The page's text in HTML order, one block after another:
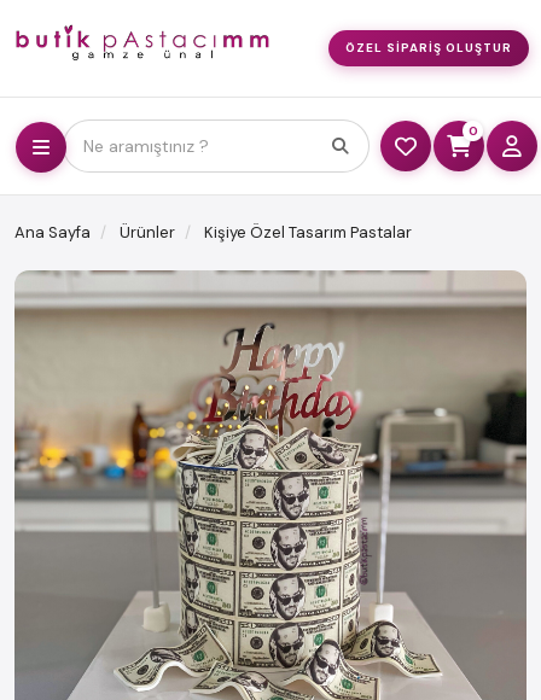
ÖZEL SIPARIŞ OLUŞTUR
Ne aramıştınız ?
0
Ana Sayfa Ürünler Kişiye Özel Tasarım Pastalar